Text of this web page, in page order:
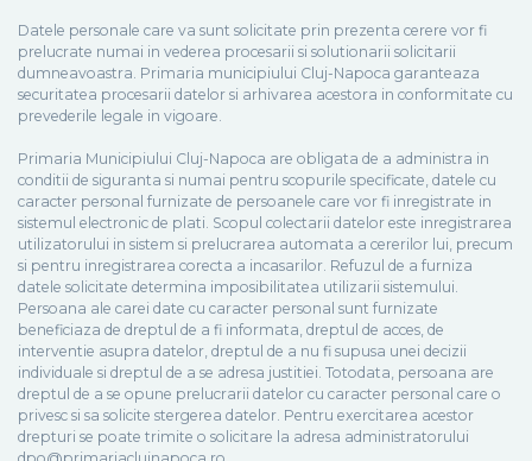
Datele personale care va sunt solicitate prin prezenta cerere vor fi
prelucrate numai in vederea procesarii si solutionarii solicitarii
dumneavoastra. Primaria municipiului Cluj-Napoca garanteaza
securitatea procesarii datelor si arhivarea acestora in conformitate cu
prevederile legale in vigoare.
Primaria Municipiului Cluj-Napoca are obligata de a administra in
conditii de siguranta si numai pentru scopurile specificate, datele cu
caracter personal furnizate de persoanele care vor fi inregistrate in
sistemul electronic de plati. Scopul colectarii datelor este inregistrarea
utilizatorului in sistem si prelucrarea automata a cererilor lui, precum
si pentru inregistrarea corecta a incasarilor. Refuzul de a furniza
datele solicitate determina imposibilitatea utilizarii sistemului.
Persoana ale carei date cu caracter personal sunt furnizate
beneficiaza de dreptul de a fi informata, dreptul de acces, de
interventie asupra datelor, dreptul de a nu fi supusa unei decizii
individuale si dreptul de a se adresa justitiei. Totodata, persoana are
dreptul de a se opune prelucrarii datelor cu caracter personal care o
privesc si sa solicite stergerea datelor. Pentru exercitarea acestor
drepturi se poate trimite o solicitare la adresa administratorului